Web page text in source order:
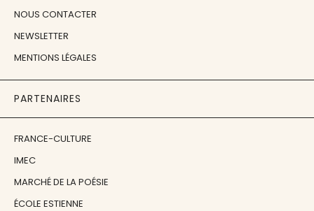
NOUS CONTACTER
NEWSLETTER
MENTIONS LÉGALES
PARTENAIRES
FRANCE-CULTURE
IMEC
MARCHÉ DE LA POÉSIE
ÉCOLE ESTIENNE